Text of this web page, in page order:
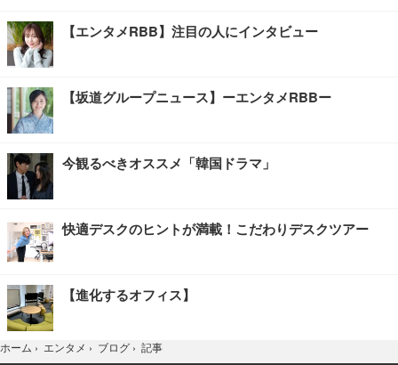
【エンタメRBB】注目の人にインタビュー
【坂道グループニュース】ーエンタメRBBー
今観るべきオススメ「韓国ドラマ」
快適デスクのヒントが満載！こだわりデスクツアー
【進化するオフィス】
ホーム › エンタメ › ブログ › 記事